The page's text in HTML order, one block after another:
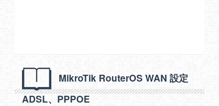
MikroTik RouterOS WAN 設定
ADSL、PPPOE